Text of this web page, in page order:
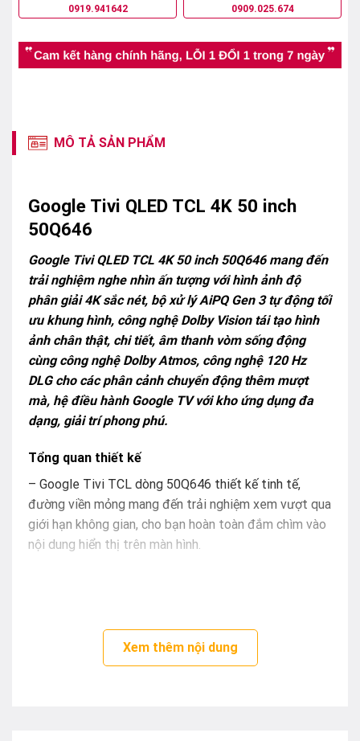
0919.941642 0909.025.674
MÔ TẢ SẢN PHẨM
Google Tivi QLED TCL 4K 50 inch
50Q646
Google Tivi QLED TCL 4K 50 inch 50Q646 mang đến
trải nghiệm nghe nhìn ấn tượng với hình ảnh độ
phân giải 4K sắc nét, bộ xử lý AiPQ Gen 3 tự động tối
ưu khung hình, công nghệ Dolby Vision tái tạo hình
ảnh chân thật, chi tiết, âm thanh vòm sống động
cùng công nghệ Dolby Atmos, công nghệ 120 Hz
DLG cho các phân cảnh chuyển động thêm mượt
mà, hệ điều hành Google TV với kho ứng dụng đa
dạng, giải trí phong phú.
Tổng quan thiết kế
– Google Tivi TCL dòng 50Q646 thiết kế tinh tế,
đường viền mỏng mang đến trải nghiệm xem vượt qua
giới hạn không gian, cho bạn hoàn toàn đắm chìm vào
nội dung hiển thị trên màn hình.
chân đế chữ V úp ngượccứng cáp hoặc
tách rời chân đế và gắn thiết bị lên tường gọn gàng.
Xem thêm nội dung